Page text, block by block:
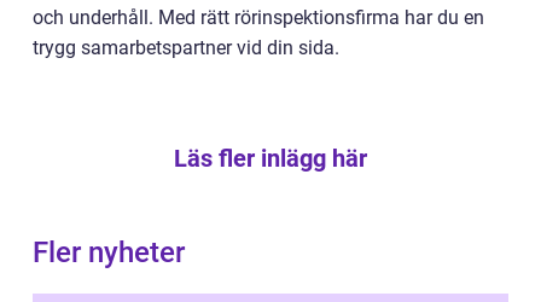
och underhåll. Med rätt rörinspektionsfirma har du en
trygg samarbetspartner vid din sida.
Läs fler inlägg här
Fler nyheter